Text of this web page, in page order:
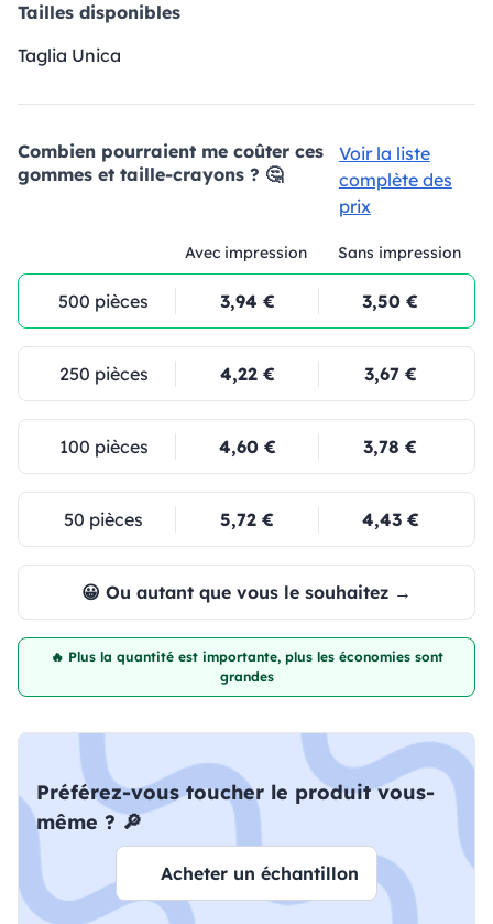
Tailles disponibles
Taglia Unica
Combien pourraient me coûter ces
gommes et taille-crayons ? 🤔
Voir la liste
complète des
prix
Avec impression Sans impression
500 pièces 3,94 € 3,50 €
250 pièces 4,22 € 3,67 €
100 pièces 4,60 € 3,78 €
50 pièces 5,72 € 4,43 €
😀 Ou autant que vous le souhaitez →
🔥 Plus la quantité est importante, plus les économies sont
grandes
Préférez-vous toucher le produit vous-
même ? 🔎
Acheter un échantillon